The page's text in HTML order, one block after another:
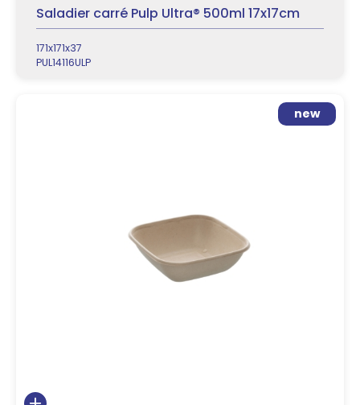
Saladier carré Pulp Ultra® 500ml 17x17cm
171x171x37
PUL14116ULP
new